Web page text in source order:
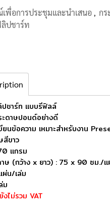
พื่อการประชุมและนำเสนอ , ก
ปชาร์ท
ชาร์ท แบบรีฟิลล์
ดาษปอนด์อย่างดี
ยนข้อความ เหมาะสำหรับงาน
สีขาว
แกรม
าษ (กว้าง x ยาว) : 75 x 90 ซม./แ
น/เล่ม
ม
งไม่รวม VAT